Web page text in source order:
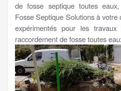
de fosse septique toutes eaux,
Fosse Septique Solutions à
expérimentés pour les travaux
raccordement de fosse toutes